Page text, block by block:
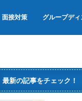
面接対策
面接のマナー
面接でよく聞かれる質問
グループデ
グループワー
最新の記事をチェック！